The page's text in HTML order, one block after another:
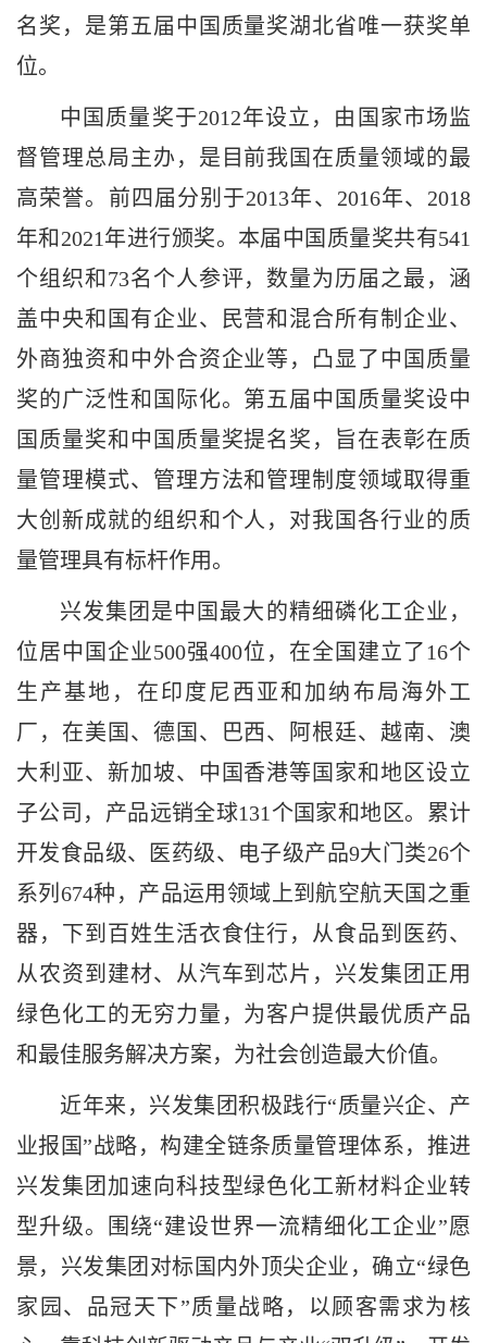
名奖，是第五届中国质量奖湖北省唯一获奖单
位。
中国质量奖于2012年设立，由国家市场监
督管理总局主办，是目前我国在质量领域的最
高荣誉。前四届分别于2013年、2016年、2018
年和2021年进行颁奖。本届中国质量奖共有541
个组织和73名个人参评，数量为历届之最，涵
盖中央和国有企业、民营和混合所有制企业、
外商独资和中外合资企业等，凸显了中国质量
奖的广泛性和国际化。第五届中国质量奖设中
国质量奖和中国质量奖提名奖，旨在表彰在质
量管理模式、管理方法和管理制度领域取得重
大创新成就的组织和个人，对我国各行业的质
量管理具有标杆作用。
兴发集团是中国最大的精细磷化工企业，
位居中国企业500强400位，在全国建立了16个
生产基地，在印度尼西亚和加纳布局海外工
厂，在美国、德国、巴西、阿根廷、越南、澳
大利亚、新加坡、中国香港等国家和地区设立
子公司，产品远销全球131个国家和地区。累计
开发食品级、医药级、电子级产品9大门类26个
系列674种，产品运用领域上到航空航天国之重
器，下到百姓生活衣食住行，从食品到医药、
从农资到建材、从汽车到芯片，兴发集团正用
绿色化工的无穷力量，为客户提供最优质产品
和最佳服务解决方案，为社会创造最大价值。
近年来，兴发集团积极践行“质量兴企、产
业报国”战略，构建全链条质量管理体系，推进
兴发集团加速向科技型绿色化工新材料企业转
型升级。围绕“建设世界一流精细化工企业”愿
景，兴发集团对标国内外顶尖企业，确立“绿色
家园、品冠天下”质量战略，以顾客需求为核